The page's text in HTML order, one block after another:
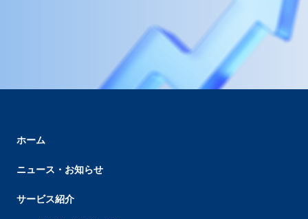
ホーム
ニュース・お知らせ
サービス紹介